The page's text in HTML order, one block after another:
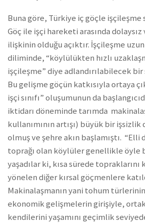
Buna göre, Türkiye iç göçle işçileşme
Göç ile işçi hareketi arasında
ilişkinin olduğu açıktır. İşçileşme
diliminde, “köylülükten hızlı
işçileşme” diye adlandırılabilecek bir
Bu gelişme göçün katkısıyla ortaya
işçi sınıfı” oluşumunun da
iktidarı döneminde tarımda
kullanımının artışı) büyük bir işsizlik
olmuş ve şehre akın başlamıştı. “Elli
toprağı olan köylüler genellikle öyle
yaşadılar ki, kısa sürede
yönelen diğer kırsal göçmenlere
Makinalaşmanın yani tohum
ekonomik gelişmelerin girişiyle,
kendilerini yaşamını geçimlik